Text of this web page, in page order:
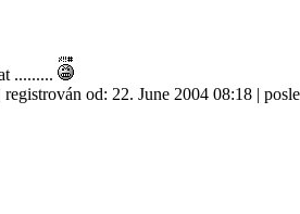
.........
| registrován od: 22. June 2004 08:18 |